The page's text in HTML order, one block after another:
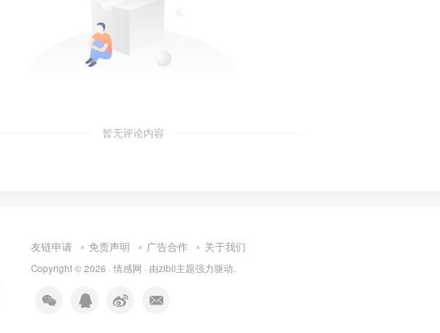
暂无评论内容
友链申请 免责声明 广告合作 关于我们
Copyright © 2026 · 情感网 · 由zibll主题强力驱动.